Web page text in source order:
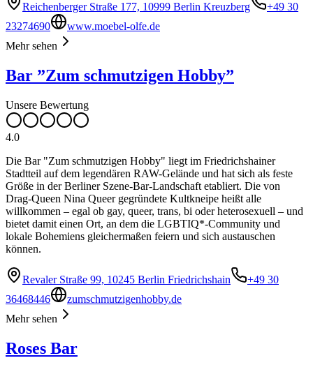
Reichenberger Straße 177, 10999 Berlin Kreuzberg
+49 30
23274690
www.moebel-olfe.de
Mehr sehen
Bar ”Zum schmutzigen Hobby”
Unsere Bewertung
4.0
Die Bar "Zum schmutzigen Hobby" liegt im Friedrichshainer
Stadtteil auf dem legendären RAW-Gelände und hat sich als feste
Größe in der Berliner Szene-Bar-Landschaft etabliert. Die von
Drag-Queen Nina Queer gegründete Kultkneipe heißt alle
willkommen – egal ob gay, queer, trans, bi oder heterosexuell – und
bietet damit einen Ort, an dem die LGBTIQ*-Community und
lokale Bohemiens gleichermaßen feiern und sich austauschen
können.
Revaler Straße 99, 10245 Berlin Friedrichshain
+49 30
36468446
zumschmutzigenhobby.de
Mehr sehen
Roses Bar